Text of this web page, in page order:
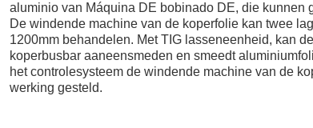
aluminio van Máquina DE bobinado DE, die
De windende machine van de koperfolie kan twee
1200mm behandelen. Met TIG lasseneenheid, kan
koperbusbar aaneensmeden en smeedt
het controlesysteem de windende machine van de
werking gesteld.